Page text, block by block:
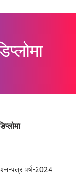
पत्र वर्ष-2024